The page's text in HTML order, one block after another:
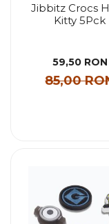
Jibbitz Crocs
Kitty 5Pck
59,50 RON
85,00